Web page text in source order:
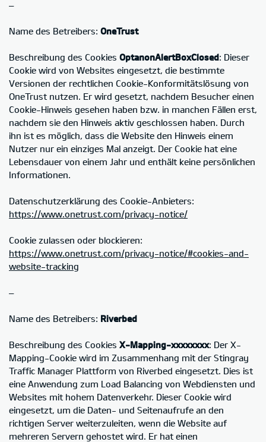
–
Name des Betreibers: OneTrust
Beschreibung des Cookies OptanonAlertBoxClosed: Dieser
Cookie wird von Websites eingesetzt, die bestimmte
Versionen der rechtlichen Cookie-Konformitätslösung von
OneTrust nutzen. Er wird gesetzt, nachdem Besucher einen
Cookie-Hinweis gesehen haben bzw. in manchen Fällen erst,
nachdem sie den Hinweis aktiv geschlossen haben. Durch
ihn ist es möglich, dass die Website den Hinweis einem
Nutzer nur ein einziges Mal anzeigt. Der Cookie hat eine
Lebensdauer von einem Jahr und enthält keine persönlichen
Informationen.
Datenschutzerklärung des Cookie-Anbieters:
https://www.onetrust.com/privacy-notice/
Cookie zulassen oder blockieren:
https://www.onetrust.com/privacy-notice/#cookies-and-
website-tracking
–
Name des Betreibers: Riverbed
Beschreibung des Cookies X-Mapping-xxxxxxxx: Der X-
Mapping-Cookie wird im Zusammenhang mit der Stingray
Traffic Manager Plattform von Riverbed eingesetzt. Dies ist
eine Anwendung zum Load Balancing von Webdiensten und
Websites mit hohem Datenverkehr. Dieser Cookie wird
eingesetzt, um die Daten- und Seitenaufrufe an den
richtigen Server weiterzuleiten, wenn die Website auf
mehreren Servern gehostet wird. Er hat einen